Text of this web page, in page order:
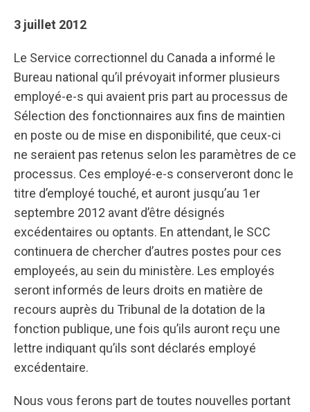
3 juillet 2012
Le Service correctionnel du Canada a informé le
Bureau national qu’il prévoyait informer plusieurs
employé-e-s qui avaient pris part au processus de
Sélection des fonctionnaires aux fins de maintien
en poste ou de mise en disponibilité, que ceux-ci
ne seraient pas retenus selon les paramètres de ce
processus. Ces employé-e-s conserveront donc le
titre d’employé touché, et auront jusqu’au 1er
septembre 2012 avant d’être désignés
excédentaires ou optants. En attendant, le SCC
continuera de chercher d’autres postes pour ces
employeés, au sein du ministère. Les employés
seront informés de leurs droits en matière de
recours auprès du Tribunal de la dotation de la
fonction publique, une fois qu’ils auront reçu une
lettre indiquant qu’ils sont déclarés employé
excédentaire.
Nous vous ferons part de toutes nouvelles portant